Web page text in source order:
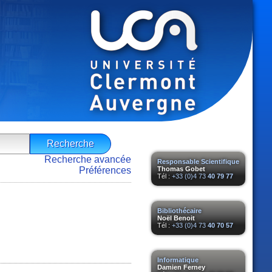
Responsable Scientifique
Thomas Gobet
Tél : +33 (0)4 73 40 79 77
Bibliothécaire
Noël Benoit
Tél : +33 (0)4 73 40 70 57
Informatique
Damien Ferney
Recherche avancée
Préférences